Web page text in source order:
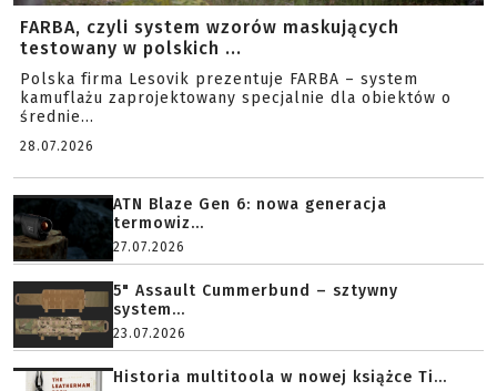
FARBA, czyli system wzorów maskujących
testowany w polskich ...
Polska firma Lesovik prezentuje FARBA – system
kamuflażu zaprojektowany specjalnie dla obiektów o
średnie...
28.07.2026
ATN Blaze Gen 6: nowa generacja
termowiz...
27.07.2026
5" Assault Cummerbund – sztywny
system...
23.07.2026
Historia multitoola w nowej książce Ti...